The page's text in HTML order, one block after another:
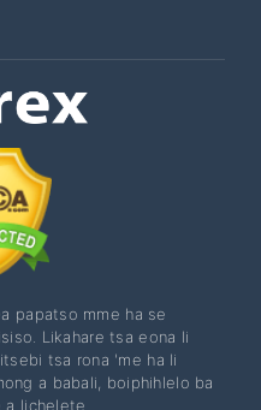
papatso mme ha se
Likahare tsa eona li
tsa rona 'me ha li
a babali, boiphihlelo ba
lichelete.